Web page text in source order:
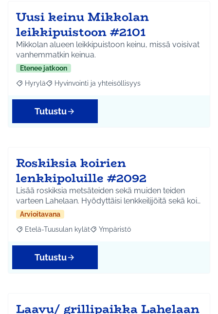
Uusi keinu Mikkolan
leikkipuistoon #2101
Mikkolan alueen leikkipuistoon keinu, missä voisivat
vanhemmatkin keinua.
Etenee jatkoon
Rajaa tulokset aihepiirin mukaan: Hyrylä
Hyrylä Rajaa tulokset teeman mukaan: Hyvinvointi ja
Hyvinvointi ja yhteisöllisyys
Tutustu
Roskiksia koirien
lenkkipoluille #2092
Lisää roskiksia metsäteiden sekä muiden teiden
varteen Lahelaan. Hyödyttäisi lenkkeilijöitä sekä koi…
Arvioitavana
Rajaa tulokset aihepiirin mukaan: Etelä-Tuusulan kylät
Etelä-Tuusulan kylät Rajaa tulokset teeman mukaan:
Ympäristö
Tutustu
Laavu/ grillipaikka Lahelaan